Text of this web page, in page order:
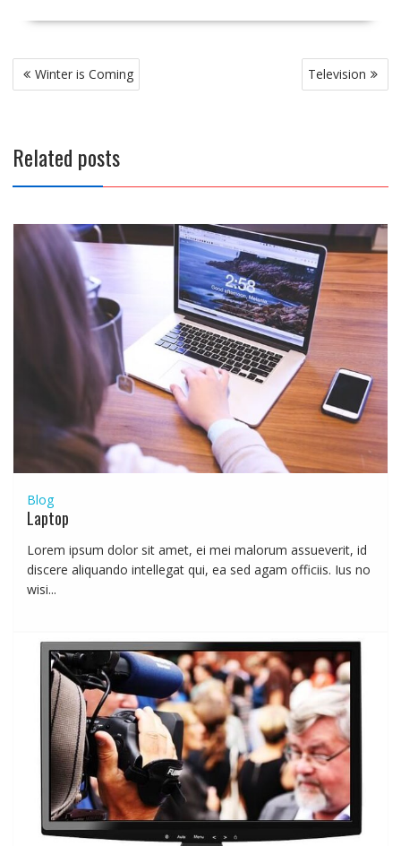
Post
navigation
Winter is Coming Television
Related posts
Blog
Laptop
Lorem ipsum dolor sit amet, ei mei malorum assueverit, id
discere aliquando intellegat qui, ea sed agam officiis. Ius no
wisi...